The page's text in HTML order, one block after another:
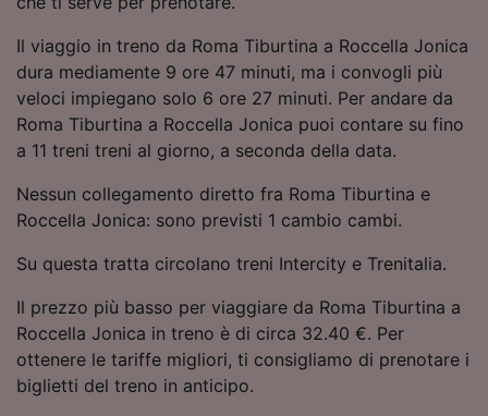
Il viaggio in treno da Roma Tiburtina a Roccella Jonica
dura mediamente 9 ore 47 minuti, ma i convogli più
veloci impiegano solo 6 ore 27 minuti. Per andare da
Roma Tiburtina a Roccella Jonica puoi contare su fino
a 11 treni treni al giorno, a seconda della data.
Nessun collegamento diretto fra Roma Tiburtina e
Roccella Jonica: sono previsti 1 cambio cambi.
Su questa tratta circolano treni Intercity e Trenitalia.
Il prezzo più basso per viaggiare da Roma Tiburtina a
Roccella Jonica in treno è di circa 32.40 €. Per
ottenere le tariffe migliori, ti consigliamo di prenotare i
biglietti del treno in anticipo.
Utilizzare dati di geolocalizzazione precisi.
Scansione attiva delle caratteristiche del
dispositivo ai fini dell’identificazione.
Archiviare informazioni su dispositivo e/o
accedervi. Pubblicità e contenuti
personalizzati, misurazione delle prestazioni
dei contenuti e degli annunci, ricerche sul
Elenco dei partner (fornitori)